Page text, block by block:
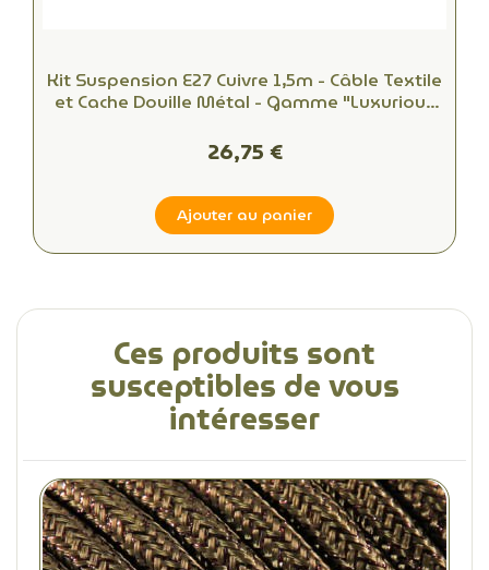
Kit Suspension E27 Cuivre 1,5m - Câble Textile
et Cache Douille Métal - Gamme "Luxurious
26,75 €
Ajouter au panier
Ces produits sont
susceptibles de vous
intéresser